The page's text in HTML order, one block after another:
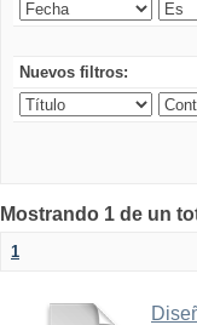
Nuevos filtros:
Mostrando 1 de un
1